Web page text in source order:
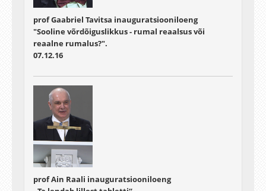
prof Gaabriel Tavitsa inauguratsiooniloeng
"Sooline võrdõiguslikkus - rumal reaalsus või
reaalne rumalus?".
07.12.16
prof Ain Raali inauguratsiooniloeng